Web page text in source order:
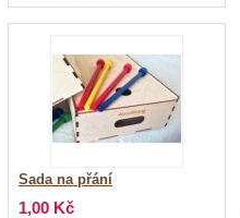
Sada na přání
1,00 Kč